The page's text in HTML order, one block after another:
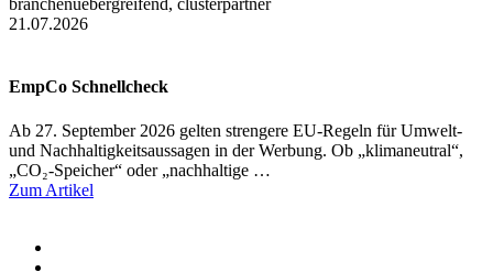
branchenuebergreifend, clusterpartner
21.07.2026
EmpCo Schnellcheck
Ab 27. September 2026 gelten strengere EU-Regeln für Umwelt-
und Nachhaltigkeitsaussagen in der Werbung. Ob „klimaneutral“,
„CO₂-Speicher“ oder „nachhaltige …
Zum Artikel